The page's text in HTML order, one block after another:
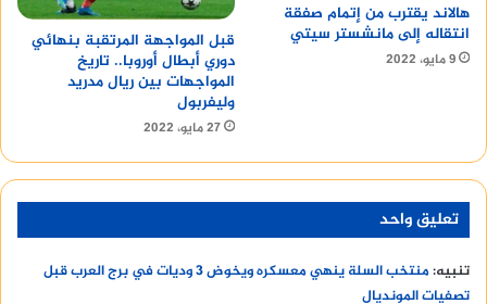
هالاند يقترب من إتمام صفقة
انتقاله إلى مانشستر سيتي
9 مايو، 2022
قبل المواجهة المرتقبة بنهائي
دوري أبطال أوروبا.. تاريخ
المواجهات بين ريال مدريد
وليفربول
27 مايو، 2022
تعليق واحد
تنبيه:
منتخب السلة ينهي معسكره ويخوض 3 وديات في برج العرب قبل
تصفيات المونديال